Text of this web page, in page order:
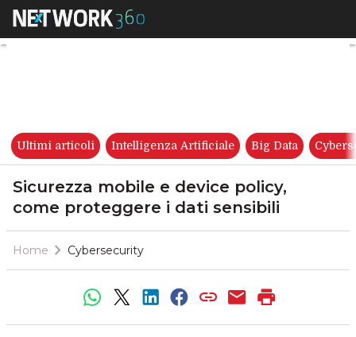
Sicurezza mobile e device
Ultimi articoli Intelligenza Artificiale Big Data
Sicurezza mobile e device policy,
come proteggere i dati sensibili
Home Cybersecurity